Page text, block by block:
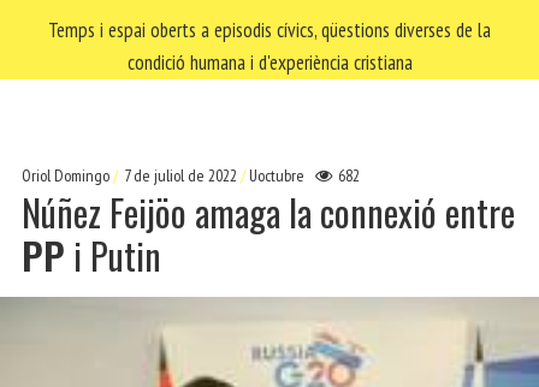
Temps i espai oberts a episodis cívics, qüestions diverses de la
condició humana i d'experiència cristiana
Oriol Domingo 7 de juliol de 2022 Uoctubre 682
Núñez Feijöo amaga la connexió entre
PP i Putin